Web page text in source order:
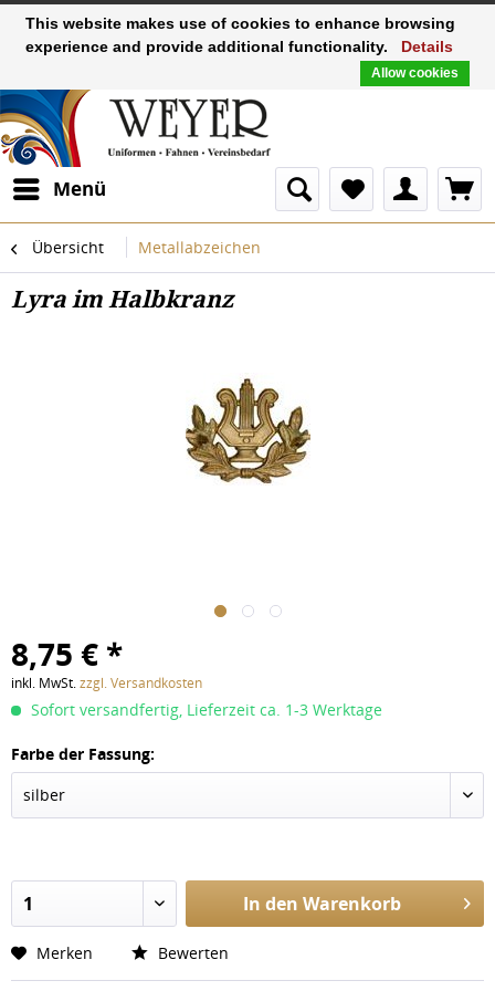
Menü
Übersicht Metallabzeichen
Lyra im Halbkranz
8,75 € *
inkl. MwSt.zzgl. Versandkosten
Sofort versandfertig, Lieferzeit ca. 1-3 Werktage
Farbe der Fassung:
In den Warenkorb
Merken Bewerten
This website makes use of cookies to enhance browsing
experience and provide additional functionality.
Details
Allow cookies